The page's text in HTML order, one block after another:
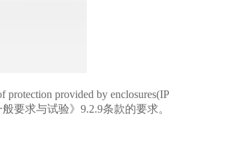
provided by enclosures(IP
要求与试验》9.2.9条款的要求。